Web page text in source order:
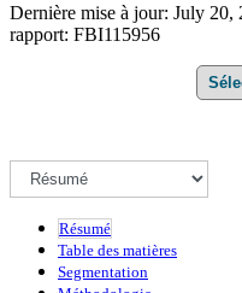
Dernière mise à jour: July
rapport: FBI115956
Résumé
Table des matières
Segmentation